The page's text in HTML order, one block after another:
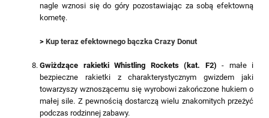
nagle wznosi się do góry pozostawiając za sobą efektowną
kometę.
> Kup teraz efektownego bączka Crazy Donut
Gwiżdzące rakietki Whistling Rockets (kat. F2) - małe i
bezpieczne rakietki z charakterystycznym gwizdem jaki
towarzyszy wznoszącemu się wyrobowi zakończone hukiem o
małej sile. Z pewnością dostarczą wielu znakomitych przeżyć
podczas rodzinnej zabawy.